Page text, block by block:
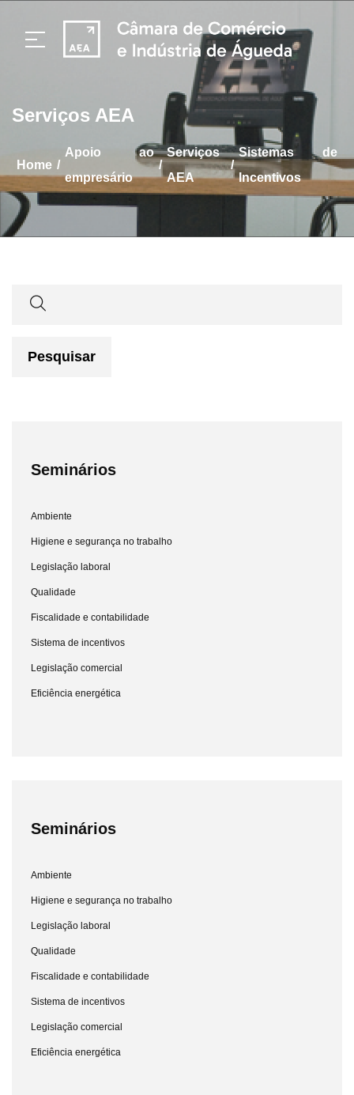
Serviços AEA
home /
apoio ao
empresário
/
Serviços
AEA
/
Sistemas de
Incentivos
Pesquisar
Seminários
Ambiente
Higiene e segurança no trabalho
Legislação laboral
Qualidade
Fiscalidade e contabilidade
Sistema de incentivos
Legislação comercial
Eficiência energética
Seminários
Ambiente
Higiene e segurança no trabalho
Legislação laboral
Qualidade
Fiscalidade e contabilidade
Sistema de incentivos
Legislação comercial
Eficiência energética